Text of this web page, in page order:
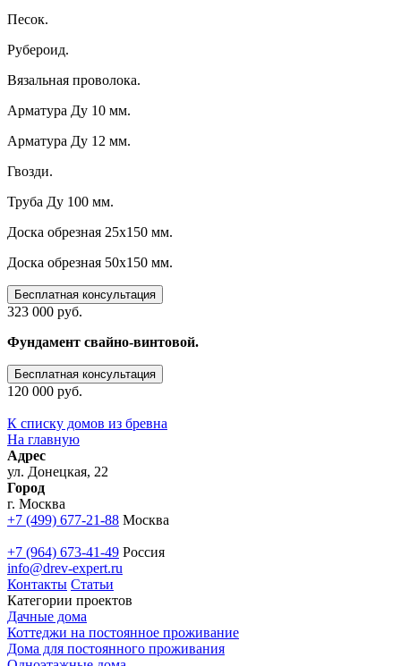
Песок.
Рубероид.
Вязальная проволока.
Арматура Ду 10 мм.
Арматура Ду 12 мм.
Гвозди.
Труба Ду 100 мм.
Доска обрезная 25х150 мм.
Доска обрезная 50х150 мм.
Бесплатная консультация
323 000 руб.
Фундамент свайно-винтовой.
Бесплатная консультация
120 000 руб.
К списку домов из бревна
На главную
Адрес
ул. Донецкая, 22
Город
г. Москва
+7 (499) 677-21-88 Москва
+7 (964) 673-41-49 Россия
info@drev-expert.ru
Контакты Статьи
Категории проектов
Дачные дома
Коттеджи на постоянное проживание
Дома для постоянного проживания